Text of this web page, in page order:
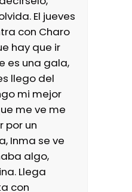
El jueves
con Charo
hay que ir
es una gala,
llego del
mi mejor
me ve me
por un
Inma se ve
algo,
Llega
con